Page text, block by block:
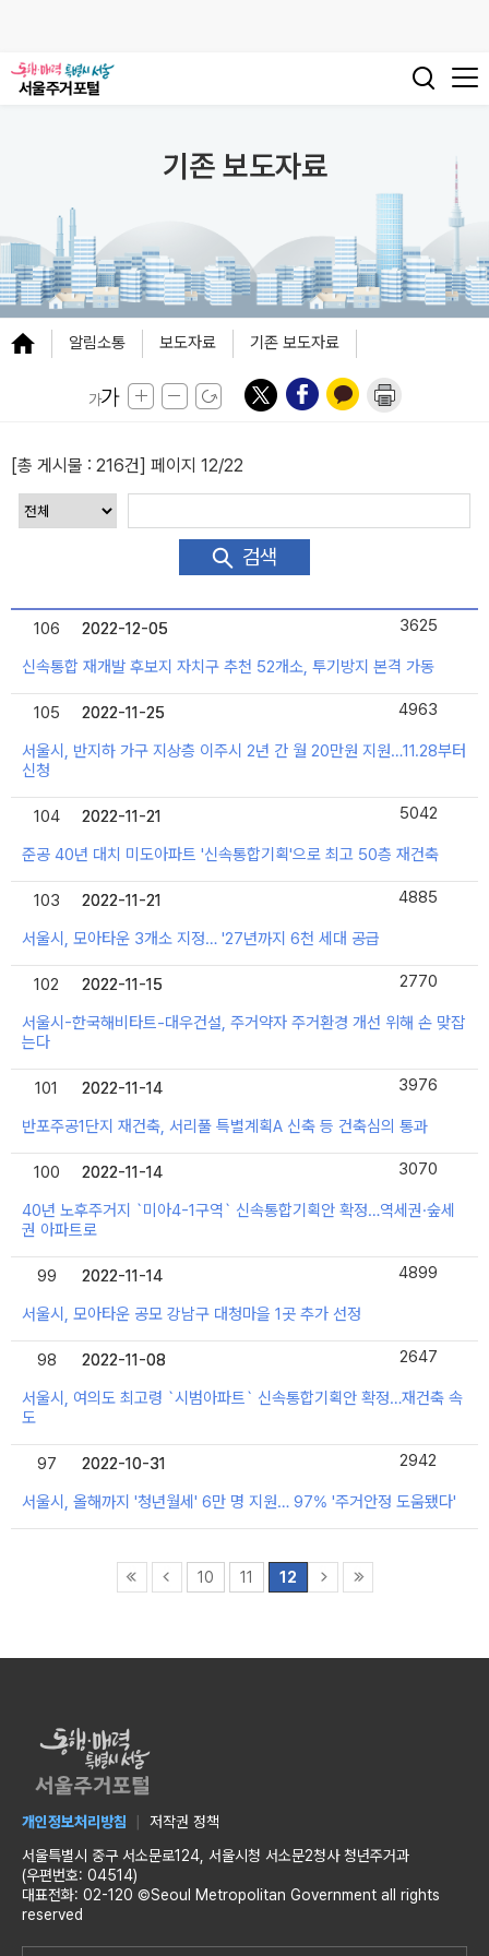
기존 보도자료
알림소통 보도자료 기존 보도자료
[총 게시물 : 216건] 페이지 12/22
검색
106
신속통합 재개발 후보지 자치구 추천 52개소, 투기방지 본격 가동
2022-12-05
2022-12-05 3625
105
서울시, 반지하 가구 지상층 이주시 2년 간 월 20만원 지원…11.28부터
신청
2022-11-25
2022-11-25 4963
104
준공 40년 대치 미도아파트 '신속통합기획'으로 최고 50층 재건축
2022-11-21
2022-11-21 5042
103
서울시, 모아타운 3개소 지정… '27년까지 6천 세대 공급
2022-11-21
2022-11-21 4885
102
서울시-한국해비타트-대우건설, 주거약자 주거환경 개선 위해 손 맞잡
는다
2022-11-15
2022-11-15 2770
101
반포주공1단지 재건축, 서리풀 특별계획A 신축 등 건축심의 통과
2022-11-14
2022-11-14 3976
100
40년 노후주거지 `미아4-1구역` 신속통합기획안 확정…역세권·숲세
권 아파트로
2022-11-14
2022-11-14 3070
99
서울시, 모아타운 공모 강남구 대청마을 1곳 추가 선정
2022-11-14
2022-11-14 4899
98
서울시, 여의도 최고령 `시범아파트` 신속통합기획안 확정…재건축 속
도
2022-11-08
2022-11-08 2647
97
서울시, 올해까지 '청년월세' 6만 명 지원… 97% '주거안정 도움됐다'
2022-10-31
2022-10-31 2942
10 11 12
개인정보처리방침
저작권 정책
서울특별시 중구 서소문로124, 서울시청 서소문2청사 청년주거과
(우편번호: 04514)
대표전화: 02-120 ©Seoul Metropolitan Government all rights
reserved